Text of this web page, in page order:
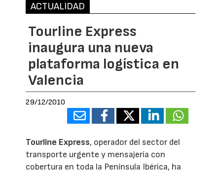
ACTUALIDAD
Tourline Express
inaugura una nueva
plataforma logística en
Valencia
29/12/2010
Tourline Express, operador del sector del
transporte urgente y mensajería con
cobertura en toda la Península Ibérica, ha